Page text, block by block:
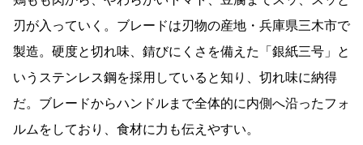
刃が入っていく。ブレードは刃物の産地・兵庫県三木市で
製造。硬度と切れ味、錆びにくさを備えた「銀紙三号」と
いうステンレス鋼を採用していると知り、切れ味に納得
だ。ブレードからハンドルまで全体的に内側へ沿ったフォ
ルムをしており、食材に力も伝えやすい。